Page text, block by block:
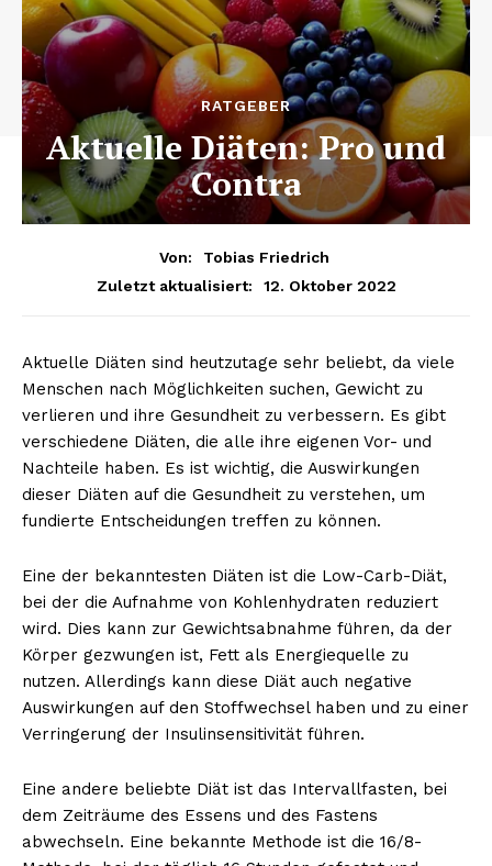
RATGEBER
Aktuelle Diäten: Pro und
Contra
Von:
Tobias Friedrich
Zuletzt aktualisiert:
12. Oktober 2022
Aktuelle Diäten sind heutzutage sehr beliebt, da viele
Menschen nach Möglichkeiten suchen, Gewicht zu
verlieren und ihre Gesundheit zu verbessern. Es gibt
verschiedene Diäten, die alle ihre eigenen Vor- und
Nachteile haben. Es ist wichtig, die Auswirkungen
dieser Diäten auf die Gesundheit zu verstehen, um
fundierte Entscheidungen treffen zu können.
Eine der bekanntesten Diäten ist die Low-Carb-Diät,
bei der die Aufnahme von Kohlenhydraten reduziert
wird. Dies kann zur Gewichtsabnahme führen, da der
Körper gezwungen ist, Fett als Energiequelle zu
nutzen. Allerdings kann diese Diät auch negative
Auswirkungen auf den Stoffwechsel haben und zu einer
Verringerung der Insulinsensitivität führen.
Eine andere beliebte Diät ist das Intervallfasten, bei
dem Zeiträume des Essens und des Fastens
abwechseln. Eine bekannte Methode ist die 16/8-